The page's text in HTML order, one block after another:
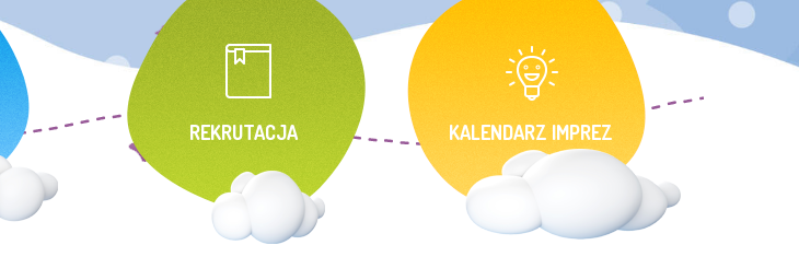
REKRUTACJA KALENDARZ IMPREZ